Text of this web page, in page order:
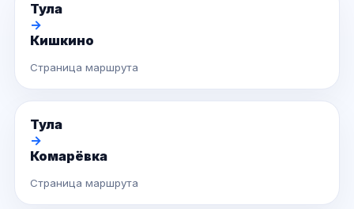
Тула
→
Кишкино
Страница маршрута
Тула
→
Комарёвка
Страница маршрута